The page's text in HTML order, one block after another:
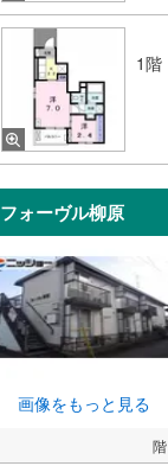
1階
フォーヴル柳原
画像をもっと見る
階